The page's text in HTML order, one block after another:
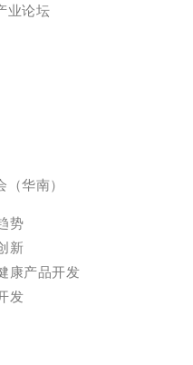
业论坛
华南）
势
新
康产品开发
发